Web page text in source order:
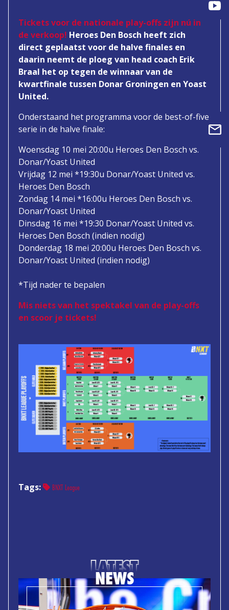
Tickets voor de nationale play-offs zijn nú in
de verkoop! Heroes Den Bosch heeft zich
direct geplaatst voor de halve finales en
daarin neemt de ploeg van head coach Erik
Braal het op tegen de winnaar van de
kwartfinale tussen Donar Groningen en Yoast
United.
Onderstaand het programma voor de best-of-five
serie in de halve finale:
Woensdag 10 mei 20:00u Heroes Den Bosch vs.
Donar/Yoast United
Vrijdag 12 mei *19:30u Donar/Yoast United vs.
Heroes Den Bosch
Zondag 14 mei *16:00u Heroes Den Bosch vs.
Donar/Yoast United
Dinsdag 16 mei *19:30 Donar/Yoast United vs.
Heroes Den Bosch (indien nodig)
Donderdag 18 mei 20:00u Heroes Den Bosch vs.
Donar/Yoast United (indien nodig)
*Tijd nader te bepalen
Mis niets van het spektakel van de play-offs
en scoor je tickets!
Tags: BNXT League
LATEST
NEWS